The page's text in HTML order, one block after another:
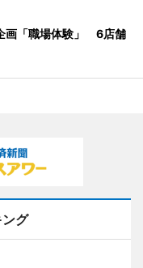
画「職場体験」 6店舗
グ